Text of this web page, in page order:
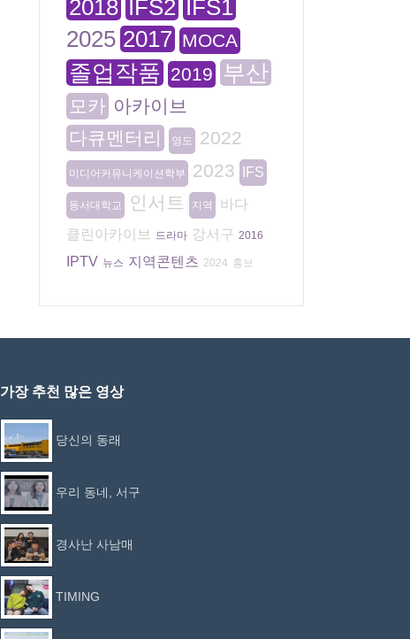
2018 IFS2 IFS1
2025 2017 MOCA
졸업작품 2019 부산
모카 아카이브
다큐멘터리
영도 2022
미디어커뮤니케이션학부 2023 IFS
동서대학교 인서트 지역
바다
클린아카이브
드라마 강서구 2016
IPTV 뉴스 지역콘텐츠 2024 홍보
가장 추천 많은 영상
당신의 동래
우리 동네, 서구
경사난 사남매
TIMING